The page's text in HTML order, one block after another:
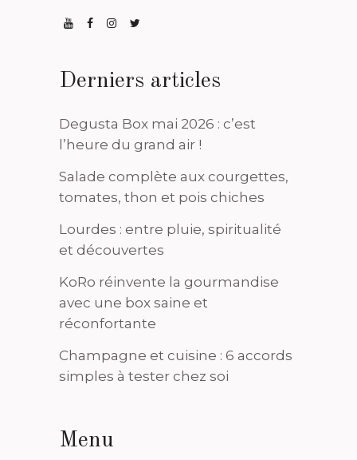
Derniers articles
Degusta Box mai 2026 : c’est
l’heure du grand air !
Salade complète aux courgettes,
tomates, thon et pois chiches
Lourdes : entre pluie, spiritualité
et découvertes
KoRo réinvente la gourmandise
avec une box saine et
réconfortante
Champagne et cuisine : 6 accords
simples à tester chez soi
Menu